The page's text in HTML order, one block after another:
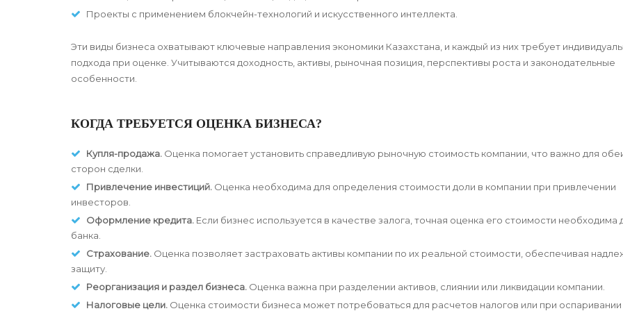
Проекты с применением блокчейн-технологий и искусственного интеллекта.
Эти виды бизнеса охватывают ключевые направления экономики Казахстана, и каждый из них требует
подхода при оценке. Учитываются доходность, активы, рыночная позиция, перспективы роста и законодательные
особенности.
КОГДА ТРЕБУЕТСЯ ОЦЕНКА БИЗНЕСА?
Купля-продажа. Оценка помогает установить справедливую рыночную стоимость компании, что важно для
сторон сделки.
Привлечение инвестиций. Оценка необходима для определения стоимости доли в компании при привлечении
инвесторов.
Оформление кредита. Если бизнес используется в качестве залога, точная оценка его стоимости необходима
банка.
Страхование. Оценка позволяет застраховать активы компании по их реальной стоимости, обеспечивая
защиту.
Реорганизация и раздел бизнеса. Оценка важна при разделении активов, слиянии или ликвидации компании.
Налоговые цели. Оценка стоимости бизнеса может потребоваться для расчетов налогов или при оспаривании